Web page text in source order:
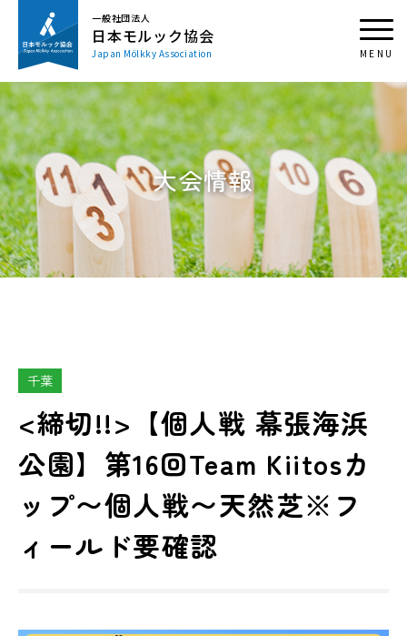
一般社団法人
日本モルック協会
Japan Mölkky Association
大会情報
千葉
<締切!!>【個人戦 幕張海浜
公園】第16回Team Kiitosカ
ップ〜個人戦〜天然芝※フ
ィールド要確認